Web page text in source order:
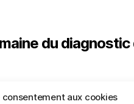
consentement aux cookies
du
;